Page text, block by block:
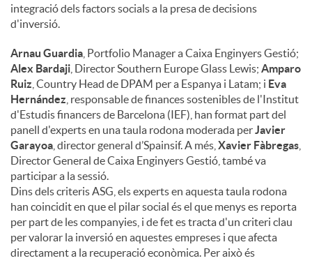
integració dels factors socials a la presa de decisions
d'inversió.
Arnau Guardia , Portfolio Manager a Caixa Enginyers Gestió;
Alex Bardaji , Director Southern Europe Glass Lewis; Amparo
Ruiz , Country Head de DPAM per a Espanya i Latam; i Eva
Hernández , responsable de finances sostenibles de l'Institut
d'Estudis financers de Barcelona (IEF), han format part del
panell d'experts en una taula rodona moderada perJavier
Garayoa , director general d’Spainsif. A més, Xavier Fàbregas
Director General de Caixa Enginyers Gestió, també va
participar a la sessió.
Dins dels criteris ASG, els experts en aquesta taula rodona
han coincidit en que el pilar social és el que menys es reporta
per part de les companyies, i de fet es tracta d'un criteri clau
per valorar la inversió en aquestes empreses i que afecta
directament a la recuperació econòmica. Per això és